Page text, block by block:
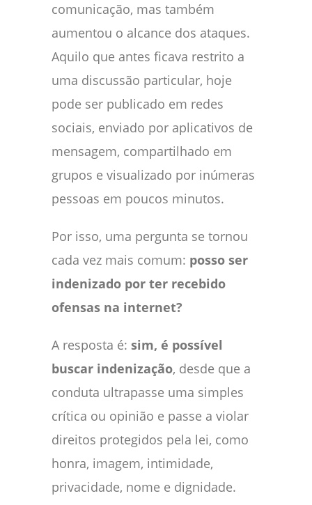
comunicação, mas também
aumentou o alcance dos ataques.
Aquilo que antes ficava restrito a
uma discussão particular, hoje
pode ser publicado em redes
sociais, enviado por aplicativos de
mensagem, compartilhado em
grupos e visualizado por inúmeras
pessoas em poucos minutos.
Por isso, uma pergunta se tornou
cada vez mais comum: posso ser
indenizado por ter recebido
ofensas na internet?
A resposta é: sim, é possível
buscar indenização, desde que a
conduta ultrapasse uma simples
crítica ou opinião e passe a violar
direitos protegidos pela lei, como
honra, imagem, intimidade,
privacidade, nome e dignidade.